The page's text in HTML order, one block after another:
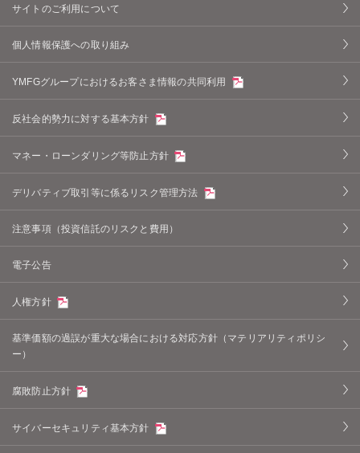
サイトのご利用について
個人情報保護への取り組み
YMFGグループにおけるお客さま情報の共同利用
反社会的勢力に対する基本方針
マネー・ローンダリング等防止方針
デリバティブ取引等に係るリスク管理方法
注意事項（投資信託のリスクと費用）
電子公告
人権方針
基準価額の過誤が重大な場合における対応方針（マテリアリティポリシ
ー）
腐敗防止方針
サイバーセキュリティ基本方針